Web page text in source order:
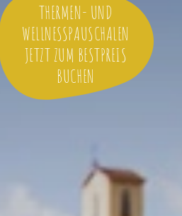
THERMEN- UND
WELLNESSPAUSCHALEN
JETZT ZUM BESTPREIS
BUCHEN